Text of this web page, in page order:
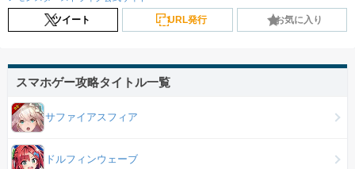
ツイート URL発行 お気に入り
スマホゲー攻略タイトル一覧
サファイアスフィア
ドルフィンウェーブ